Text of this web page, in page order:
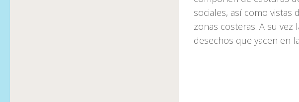
sociales, así como vistas
zonas costeras. A su
desechos que yacen en